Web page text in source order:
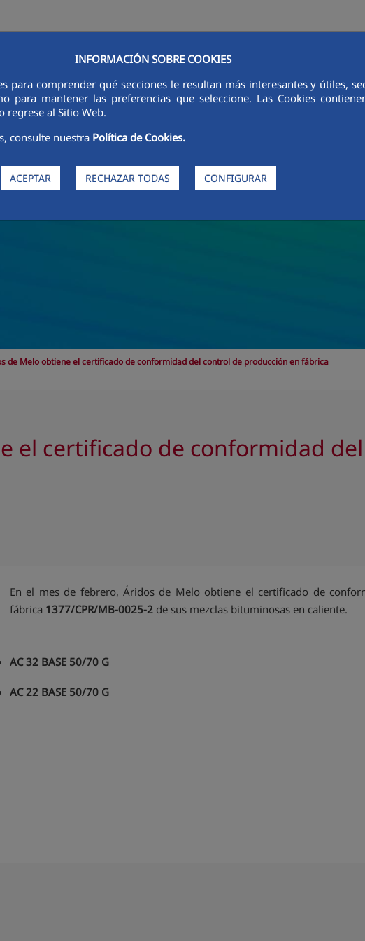
INFORMACIÓN SOBRE COOKIES
para comprender qué secciones le resultan más interesantes y útiles,
para mantener las preferencias que seleccione. Las Cookies
regrese al Sitio Web.
consulte nuestra Política de Cookies.
ACEPTAR RECHAZAR TODAS CONFIGURAR
LÍNEAS DE ACTIVIDAD SOSTENIBILIDAD ÉTICA E INTEGRIDAD
Áridos
de Melo obtiene el certificado de conformidad del control de producción en fábrica
el certificado de conformidad
En el mes de febrero, Áridos de Melo obtiene el certificado de
fábrica 1377/CPR/MB-0025-2 de sus mezclas bituminosas en caliente.
AC 32 BASE 50/70 G
AC 22 BASE 50/70 G